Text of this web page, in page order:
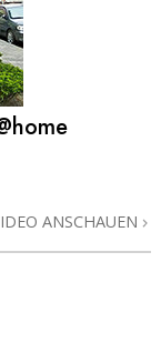
ANSCHAUEN